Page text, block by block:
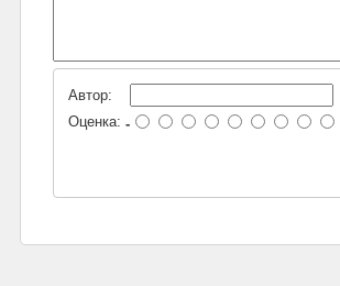
Автор:
Оценка: -